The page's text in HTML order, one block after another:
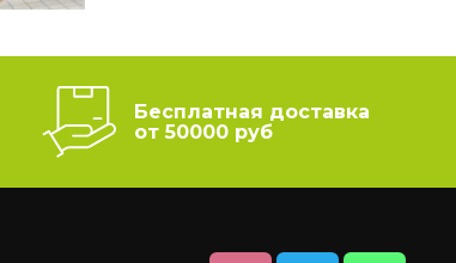
Бесплатная доставка
от 50000 руб